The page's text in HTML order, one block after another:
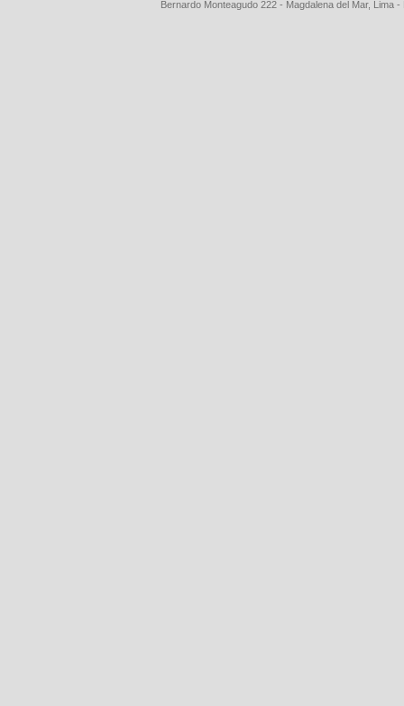
Bernardo Monteagudo 222 - Magdalena del Mar, Lima